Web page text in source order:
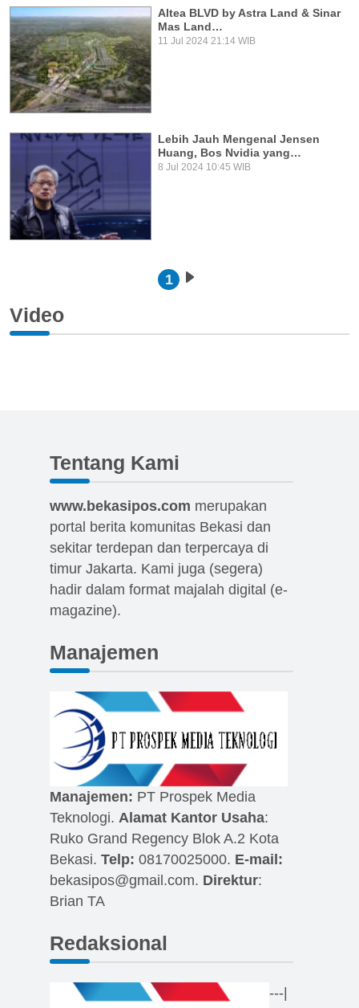
Altea BLVD by Astra Land & Sinar
Mas Land…
11 Jul 2024 21:14 WIB
Lebih Jauh Mengenal Jensen
Huang, Bos Nvidia yang…
8 Jul 2024 10:45 WIB
1 Next page
Video
Tentang Kami
www.bekasipos.com merupakan
portal berita komunitas Bekasi dan
sekitar terdepan dan terpercaya di
timur Jakarta. Kami juga (segera)
hadir dalam format majalah digital (e-
magazine).
Manajemen
Manajemen: PT Prospek Media
Teknologi. Alamat Kantor Usaha:
Ruko Grand Regency Blok A.2 Kota
Bekasi. Telp: 08170025000. E-mail:
bekasipos@gmail.com. Direktur:
Brian TA
Redaksional
---|